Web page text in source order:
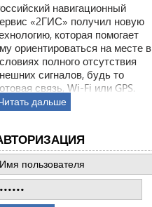
навигационный
«2ГИС» получил новую
которая помогает
ориентироваться на месте в
полного отсутствия
сигналов, будь то
связь, Wi-Fi или GPS.
этого сервис будет
на встроенные в
дальше